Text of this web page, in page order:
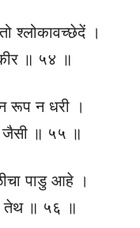
श्लोकावच्छेदें ।
॥ ५४ ॥
रूप न धरी ।
जैसी ॥ ५५ ॥
पाडु आहे ।
तेथ ॥ ५६ ॥